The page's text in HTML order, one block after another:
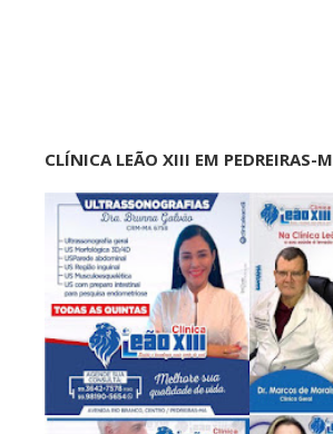
CLÍNICA LEÃO XIII EM PEDREIRAS-